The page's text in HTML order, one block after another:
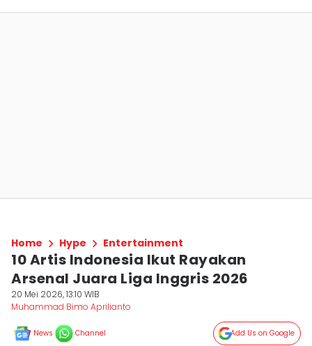
Home Hype Entertainment
10 Artis Indonesia Ikut Rayakan
Arsenal Juara Liga Inggris 2026
20 Mei 2026, 13:10 WIB
Muhammad Bimo Aprilianto
News Channel Add Us on Google